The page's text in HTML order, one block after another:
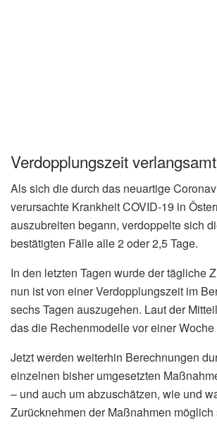
Verdopplungszeit verlangsamt
Als sich die durch das neuartige
verursachte Krankheit COVID-19 in
auszubreiten begann, verdoppelte sich
bestätigten Fälle alle 2 oder 2,5 Tage.
In den letzten Tagen wurde der tägliche
nun ist von einer Verdopplungszeit im
sechs Tagen auszugehen. Laut der
das die Rechenmodelle vor einer Woche
Jetzt werden weiterhin Berechnungen
einzelnen bisher umgesetzten
– und auch um abzuschätzen, wie und
Zurücknehmen der Maßnahmen möglich